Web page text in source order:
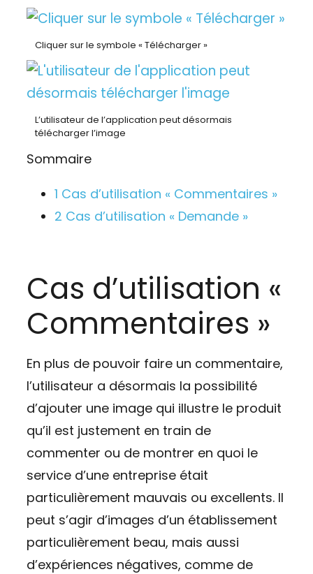
Cliquer sur le symbole « Télécharger »
L’utilisateur de l’application peut désormais
télécharger l’image
Sommaire
1 Cas d’utilisation « Commentaires »
2 Cas d’utilisation « Demande »
Cas d’utilisation «
Commentaires »
En plus de pouvoir faire un commentaire,
l’utilisateur a désormais la possibilité
d’ajouter une image qui illustre le produit
qu’il est justement en train de
commenter ou de montrer en quoi le
service d’une entreprise était
particulièrement mauvais ou excellents. Il
peut s’agir d’images d’un établissement
particulièrement beau, mais aussi
d’expériences négatives, comme de